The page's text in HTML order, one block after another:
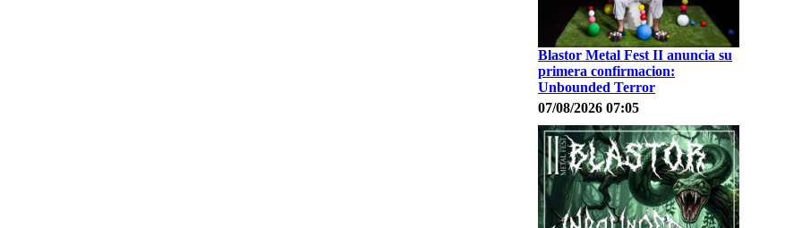
Blastor Metal Fest II anuncia su
primera confirmacion:
Unbounded Terror
07/08/2026 07:05